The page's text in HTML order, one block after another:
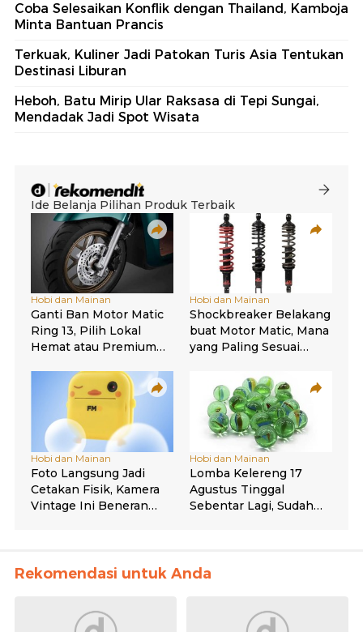
Coba Selesaikan Konflik dengan Thailand, Kamboja
Minta Bantuan Prancis
Terkuak, Kuliner Jadi Patokan Turis Asia Tentukan
Destinasi Liburan
Heboh, Batu Mirip Ular Raksasa di Tepi Sungai,
Mendadak Jadi Spot Wisata
Rekomendasi untuk Anda